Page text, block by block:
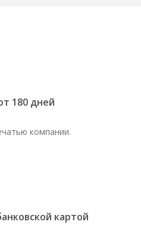
180 дней
компании.
картой